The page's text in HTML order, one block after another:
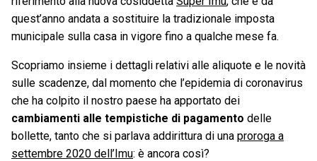
quest’anno andata a sostituire la tradizionale imposta
municipale sulla casa in vigore fino a qualche mese fa.
Scopriamo insieme i dettagli relativi alle aliquote e le novità
sulle scadenze, dal momento che l’epidemia di coronavirus
che ha colpito il nostro paese ha apportato dei
cambiamenti alle tempistiche di pagamento delle
bollette, tanto che si parlava addirittura di una proroga a
settembre 2020 dell’Imu: è ancora così?